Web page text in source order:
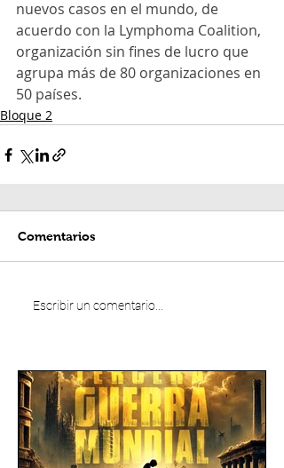
nuevos casos en el mundo, de
acuerdo con la Lymphoma Coalition,
organización sin fines de lucro que
agrupa más de 80 organizaciones en
50 países.
Bloque 2
Comentarios
Escribir un comentario...